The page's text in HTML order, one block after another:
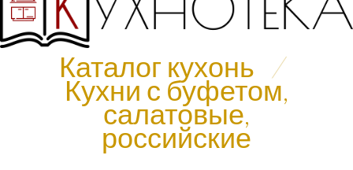
Каталог кухонь /
Кухни с буфетом,
салатовые,
российские